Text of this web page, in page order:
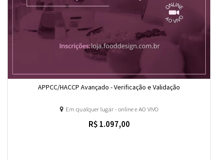
APPCC/HACCP Avançado - Verificação e Validação
Em qualquer lugar - online e AO VIVO
R$ 1.097,00